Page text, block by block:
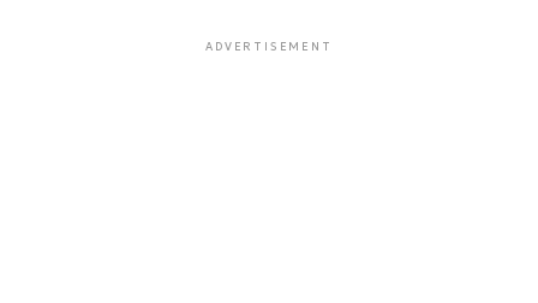
ADVERTISEMENT